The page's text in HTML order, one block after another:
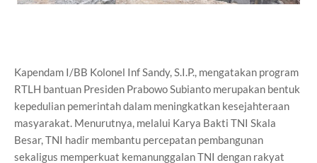
Kapendam I/BB Kolonel Inf Sandy, S.I.P., mengatakan program
RTLH bantuan Presiden Prabowo Subianto merupakan bentuk
kepedulian pemerintah dalam meningkatkan kesejahteraan
masyarakat. Menurutnya, melalui Karya Bakti TNI Skala
Besar, TNI hadir membantu percepatan pembangunan
sekaligus memperkuat kemanunggalan TNI dengan rakyat